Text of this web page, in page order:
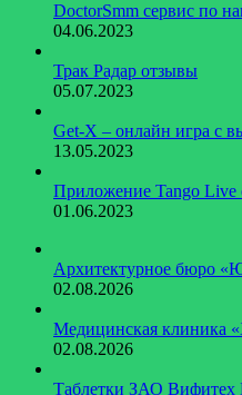
DoctorSmm сервис по
04.06.2023
Трак Радар отзывы
05.07.2023
Get-X – онлайн игра с
13.05.2023
Приложение Tango Live
01.06.2023
​Архитектурное бюро
02.08.2026
Медицинская клиника
02.08.2026
Таблетки ЗАО Вифитех